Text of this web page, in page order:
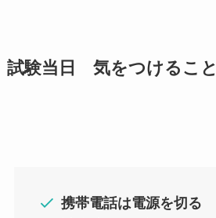
試験当日 気をつけること
携帯電話は電源を切る